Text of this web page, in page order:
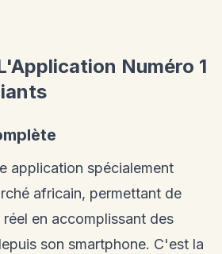
Numéro 1
application spécialement
africain, permettant de
en accomplissant des
son smartphone. C'est la